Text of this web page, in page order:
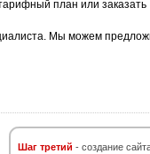
план или заказать
Мы можем
Шаг третий - создание